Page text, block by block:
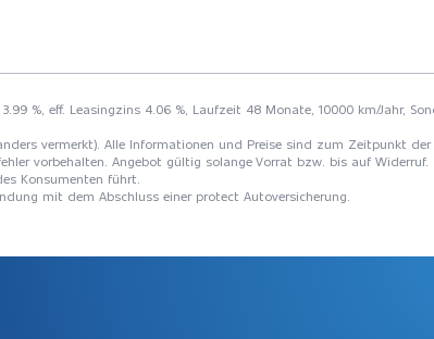
%, eff. Leasingzins 4.06 %, Laufzeit 48 Monate, 10000 km/Jahr,
vermerkt). Alle Informationen und Preise sind zum Zeitpunkt
vorbehalten. Angebot gültig solange Vorrat bzw. bis auf Widerruf.
Konsumenten führt.
mit dem Abschluss einer protect Autoversicherung.